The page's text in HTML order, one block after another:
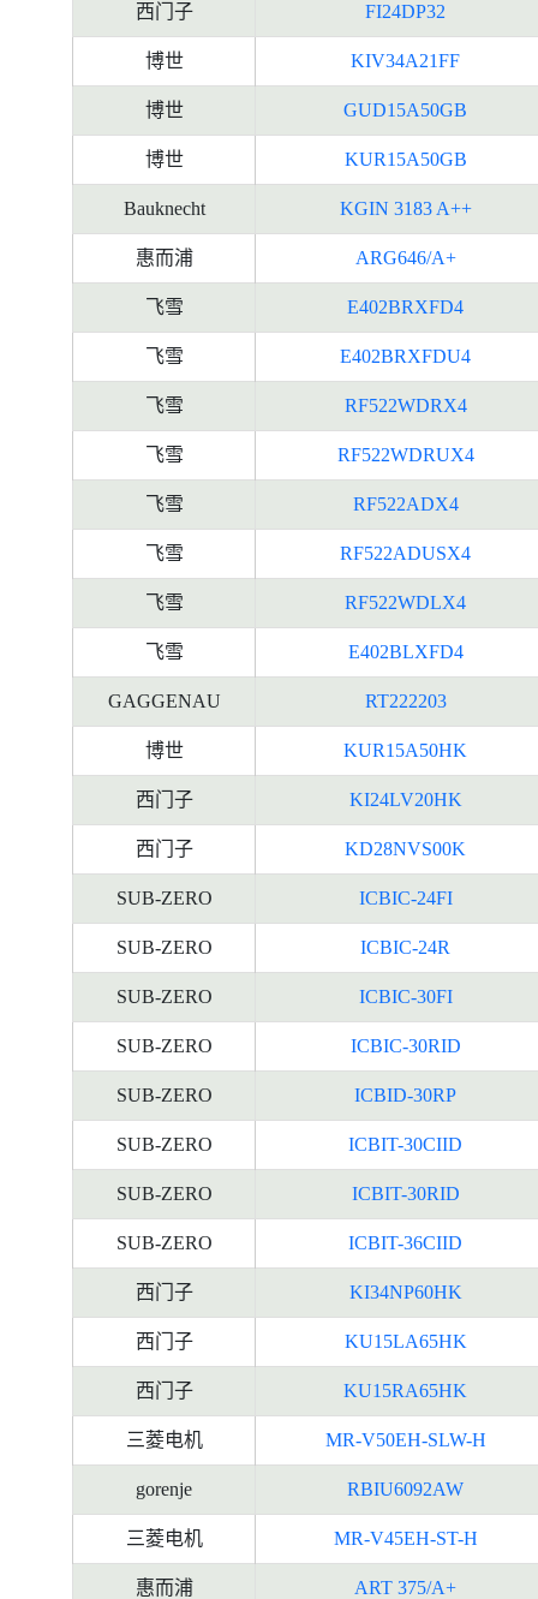
西门子 FI24DP32
博世 KIV34A21FF
博世 GUD15A50GB
博世 KUR15A50GB
Bauknecht KGIN 3183 A++
惠而浦 ARG646/A+
飞雪 E402BRXFD4
飞雪 E402BRXFDU4
飞雪 RF522WDRX4
飞雪 RF522WDRUX4
飞雪 RF522ADX4
飞雪 RF522ADUSX4
飞雪 RF522WDLX4
飞雪 E402BLXFD4
GAGGENAU RT222203
博世 KUR15A50HK
西门子 KI24LV20HK
西门子 KD28NVS00K
SUB-ZERO ICBIC-24FI
SUB-ZERO ICBIC-24R
SUB-ZERO ICBIC-30FI
SUB-ZERO ICBIC-30RID
SUB-ZERO ICBID-30RP
SUB-ZERO ICBIT-30CIID
SUB-ZERO ICBIT-30RID
SUB-ZERO ICBIT-36CIID
西门子 KI34NP60HK
西门子 KU15LA65HK
西门子 KU15RA65HK
三菱电机 MR-V50EH-SLW-H
gorenje RBIU6092AW
三菱电机 MR-V45EH-ST-H
惠而浦 ART 375/A+